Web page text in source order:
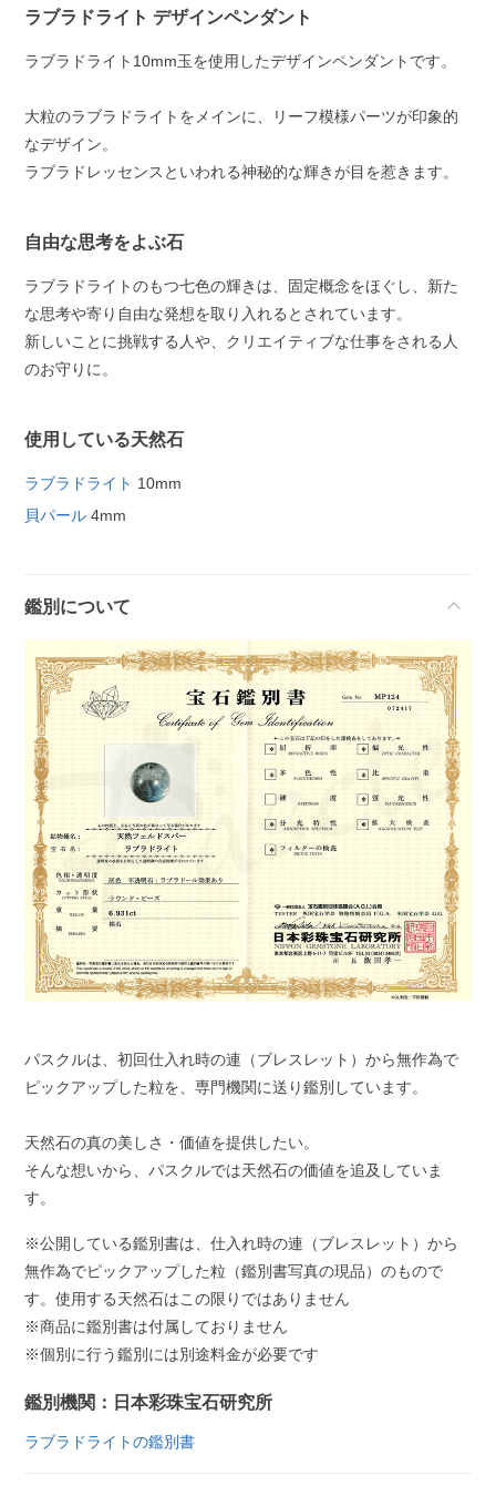
ラブラドライト デザインペンダント
ラブラドライト10mm玉を使用したデザインペンダントです。
大粒のラブラドライトをメインに、リーフ模様パーツが印象的
なデザイン。
ラブラドレッセンスといわれる神秘的な輝きが目を惹きます。
自由な思考をよぶ石
ラブラドライトのもつ七色の輝きは、固定概念をほぐし、新た
な思考や寄り自由な発想を取り入れるとされています。
新しいことに挑戦する人や、クリエイティブな仕事をされる人
のお守りに。
使用している天然石
ラブラドライト 10mm
貝パール 4mm
鑑別について
パスクルは、初回仕入れ時の連（ブレスレット）から無作為で
ピックアップした粒を、専門機関に送り鑑別しています。
天然石の真の美しさ・価値を提供したい。
そんな想いから、パスクルでは天然石の価値を追及していま
す。
※公開している鑑別書は、仕入れ時の連（ブレスレット）から
無作為でピックアップした粒（鑑別書写真の現品）のもので
す。使用する天然石はこの限りではありません
※商品に鑑別書は付属しておりません
※個別に行う鑑別には別途料金が必要です
鑑別機関：日本彩珠宝石研究所
ラブラドライトの鑑別書